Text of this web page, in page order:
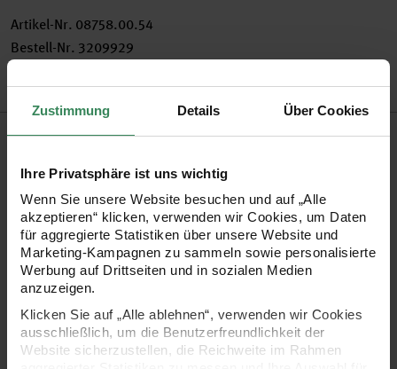
Zustimmung Details Über Cookies
Ihre Privatsphäre ist uns wichtig
Wenn Sie unsere Website besuchen und auf „Alle
akzeptieren“ klicken, verwenden wir Cookies, um Daten
für aggregierte Statistiken über unsere Website und
Marketing-Kampagnen zu sammeln sowie personalisierte
Werbung auf Drittseiten und in sozialen Medien
anzuzeigen.
Klicken Sie auf „Alle ablehnen“, verwenden wir Cookies
ausschließlich, um die Benutzerfreundlichkeit der
Website sicherzustellen, die Reichweite im Rahmen
Artikel-Nr. 08758.00.54
Bestell-Nr. 3209929
Produktbeschreibung
Gestalten Sie mit den niedlichen Pompons alles, was Ihnen in
die Finger kommt! Ob Bastelarbeiten, Kostüme, Karten oder
Geschenkverpackungen - die Pompons sind überall
einsetzbar und lassen sich ankleben oder annähen.
Größe: ca. 50 x 8 mm und 50 x 20 mm
Material: 100% Polyester